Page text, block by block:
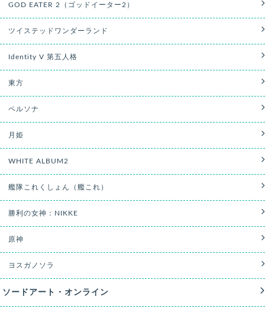
GOD EATER 2（ゴッドイーター2）
ツイステッドワンダーランド
Identity V 第五人格
東方
ペルソナ
月姫
WHITE ALBUM2
艦隊これくしょん（艦これ）
勝利の女神：NIKKE
原神
ヨスガノソラ
ソードアート・オンライン